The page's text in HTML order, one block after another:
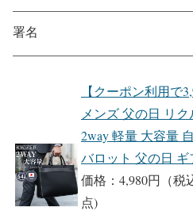
署名
【クーポン利用で
メンズ 父の日 リ
2way 軽量 大容量
バロット 父の日
価格：4,980円（税
点)